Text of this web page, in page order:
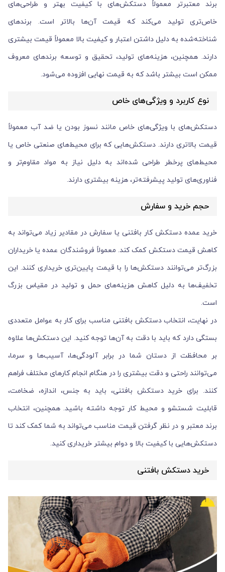
برند معتبرتر معمولاً دستکش‌های با کیفیت بهتر و طراحی‌های
خاص‌تری تولید می‌کند که قیمت آن‌ها بالاتر است. برندهای
شناخته‌شده به دلیل داشتن اعتبار و کیفیت بالا معمولاً قیمت بیشتری
دارند. همچنین، هزینه‌های تولید، تحقیق و توسعه برندهای معروف
ممکن است بیشتر باشد که به قیمت نهایی افزوده می‌شود.
نوع کاربرد و ویژگی‌های خاص
دستکش‌های با ویژگی‌های خاص مانند نسوز بودن یا ضد آب معمولاً
قیمت بالاتری دارند. دستکش‌هایی که برای محیط‌های صنعتی خاص یا
محیط‌های پرخطر طراحی شده‌اند به دلیل نیاز به مواد مقاوم‌تر و
فناوری‌های تولید پیشرفته‌تر، هزینه بیشتری دارند.
حجم خرید و سفارش
خرید عمده دستکش کار بافتنی یا سفارش در مقادیر زیاد می‌تواند به
کاهش قیمت دستکش کمک کند. معمولاً فروشندگان عمده یا خریداران
بزرگ‌تر می‌توانند دستکش‌ها را با قیمت پایین‌تری خریداری کنند. این
تخفیف‌ها به دلیل کاهش هزینه‌های حمل و تولید در مقیاس بزرگ
است.
در نهایت، انتخاب دستکش بافتنی مناسب برای کار به عوامل متعددی
بستگی دارد که باید با دقت به آن‌ها توجه کنید. این دستکش‌ها علاوه
بر محافظت از دستان شما در برابر آلودگی‌ها، آسیب‌ها و سرما،
می‌توانند راحتی و دقت بیشتری را در هنگام انجام کارهای مختلف فراهم
کنند. برای خرید دستکش بافتنی، باید به جنس، اندازه، ضخامت،
قابلیت شستشو و محیط کار توجه داشته باشید. همچنین، انتخاب
برند معتبر و در نظر گرفتن قیمت مناسب می‌تواند به شما کمک کند تا
دستکش‌هایی با کیفیت بالا و دوام بیشتر خریداری کنید.
خرید دستکش بافتنی